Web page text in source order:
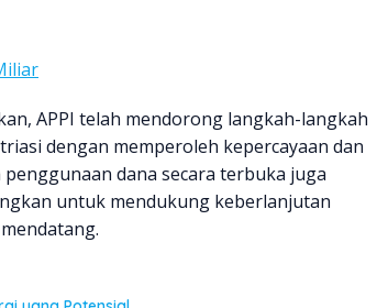
APPI telah mendorong langkah-langkah
dengan memperoleh kepercayaan dan
dana secara terbuka juga
untuk mendukung keberlanjutan